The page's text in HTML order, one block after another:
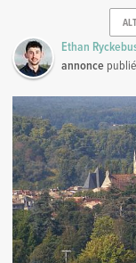
Ethan
annonce